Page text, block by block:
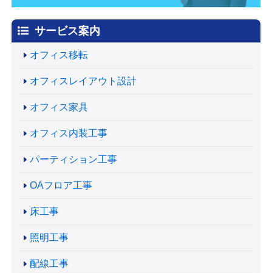
サービス案内
オフィス移転
オフィスレイアウト設計
オフィス家具
オフィス内装工事
パーティション工事
OAフロア工事
床工事
照明工事
配線工事